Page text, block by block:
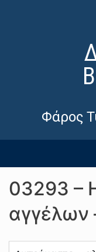
Φάρος
03293 –
αγγέλων